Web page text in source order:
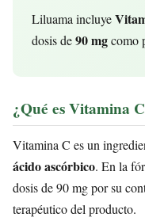
Liluama incluye
dosis de90 mgcomo
¿Qué es Vitamina
Vitamina C es un
ácido ascórbico. En la
dosis de 90 mg por su
terapéutico del producto.